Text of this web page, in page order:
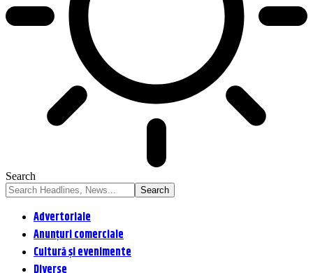
Search
Advertoriale
Anunțuri comerciale
Cultură și evenimente